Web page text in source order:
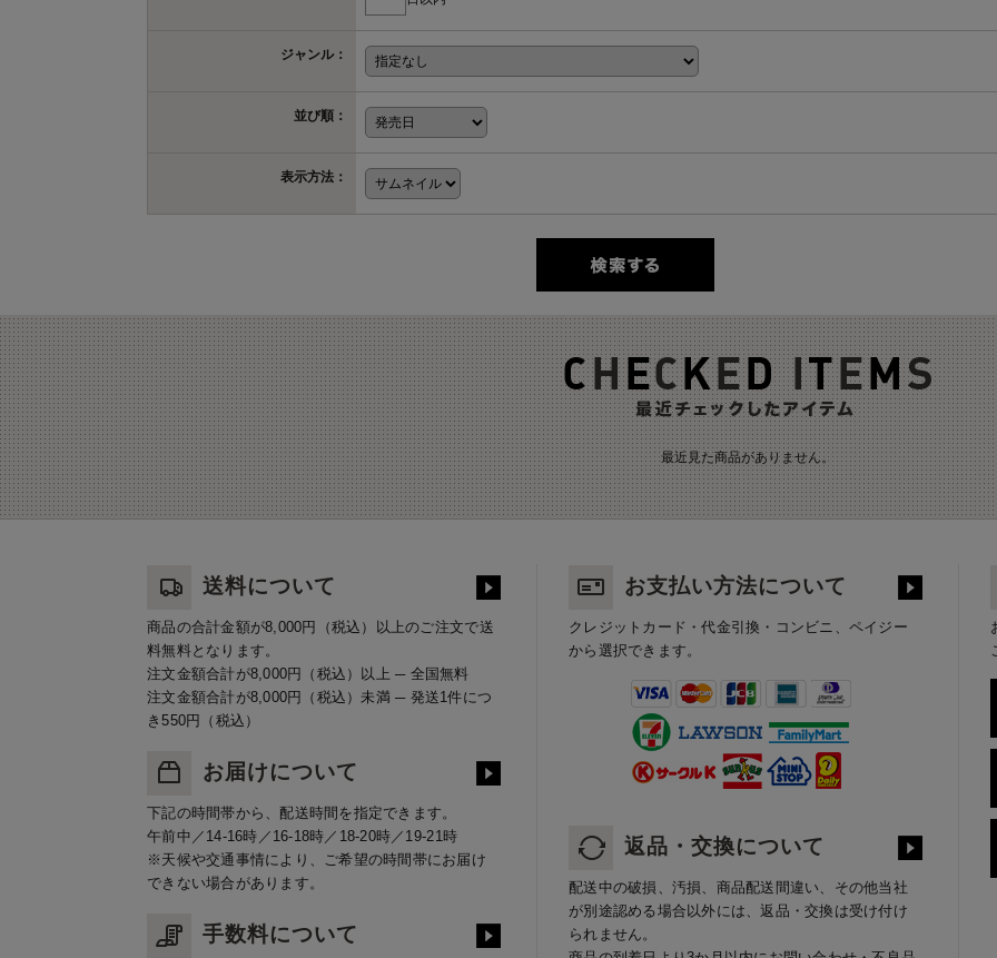
ジャンル：
並び順：
表示方法：
最近見た商品がありません。
送料について
商品の合計金額が8,000円（税込）以上のご注文で送
料無料となります。
注文金額合計が8,000円（税込）以上 ─ 全国無料
注文金額合計が8,000円（税込）未満 ─ 発送1件につ
き550円（税込）
お届けについて
下記の時間帯から、配送時間を指定できます。
午前中／14-16時／16-18時／18-20時／19-21時
※天候や交通事情により、ご希望の時間帯にお届け
できない場合があります。
手数料について
お支払い方法について
クレジットカード・代金引換・コンビニ、ペイジー
から選択できます。
返品・交換について
配送中の破損、汚損、商品配送間違い、その他当社
が別途認める場合以外には、返品・交換は受け付け
られません。